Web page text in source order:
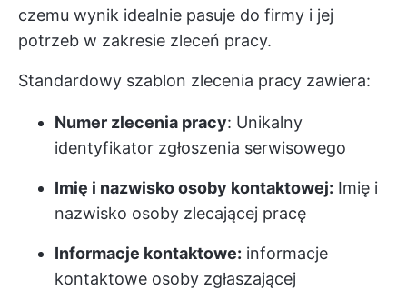
czemu wynik idealnie pasuje do firmy i jej
potrzeb w zakresie zleceń pracy.
Standardowy szablon zlecenia pracy zawiera:
Numer zlecenia pracy: Unikalny
identyfikator zgłoszenia serwisowego
Imię i nazwisko osoby kontaktowej: Imię i
nazwisko osoby zlecającej pracę
Informacje kontaktowe: informacje
kontaktowe osoby zgłaszającej